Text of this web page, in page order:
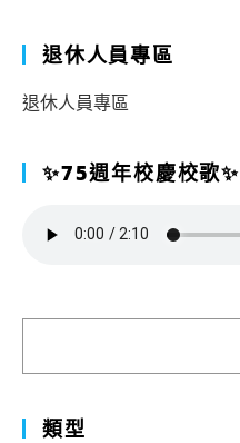
退休人員專區
退休人員專區
✨75週年校慶校歌✨
類型